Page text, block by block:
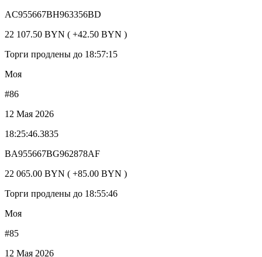
AC955667BH963356BD
22 107.50 BYN ( +42.50 BYN )
Торги продлены до 18:57:15
Моя
#86
12 Мая 2026
18:25:46.3835
BA955667BG962878AF
22 065.00 BYN ( +85.00 BYN )
Торги продлены до 18:55:46
Моя
#85
12 Мая 2026